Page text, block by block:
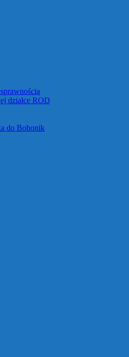
działce ROD
do Bohonik